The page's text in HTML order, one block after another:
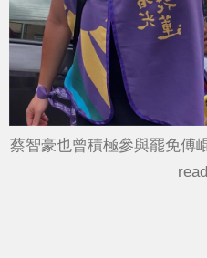
蔡智豪也曾積極參與罷免傅